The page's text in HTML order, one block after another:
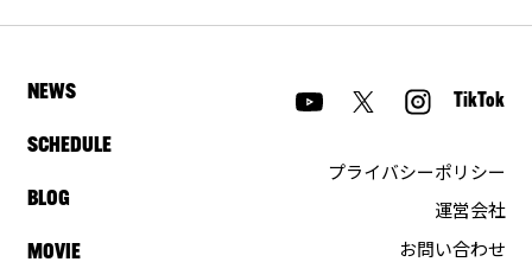
NEWS
SCHEDULE
BLOG
MOVIE
TikTok
プライバシーポリシー
運営会社
お問い合わせ